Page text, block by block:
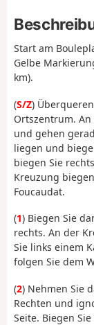
Start am
Gelbe
km).
(S/Z)
Ortszentrum.
und gehen
liegen und
biegen Sie
Kreuzung
Foucaudat.
(1) Biegen Sie
rechts. An der
Sie links einem
folgen Sie dem
(2) Nehmen Sie
Rechten und
Seite. Biegen